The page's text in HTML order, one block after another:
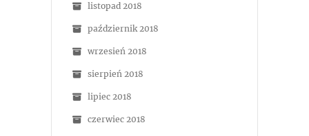
listopad 2018
październik 2018
wrzesień 2018
sierpień 2018
lipiec 2018
czerwiec 2018